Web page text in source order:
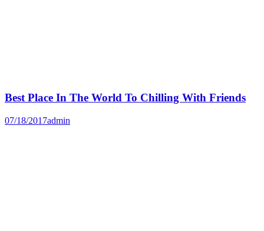
Best Place In The World To Chilling With Friends
07/18/2017admin